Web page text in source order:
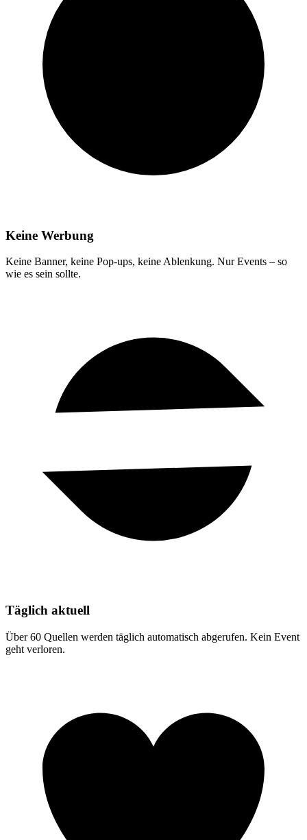
Keine Werbung
Keine Banner, keine Pop-ups, keine Ablenkung. Nur Events – so
wie es sein sollte.
Täglich aktuell
Über 60 Quellen werden täglich automatisch abgerufen. Kein Event
geht verloren.